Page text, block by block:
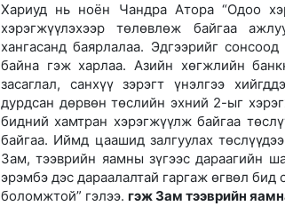
Хариуд нь ноён Чандра Атора “Одоо
хэрэгжүүлэхээр төлөвлөж байгаа
хангасанд баярлалаа. Эдгээрийг
байна гэж харлаа. Азийн хөгжлийн
засаглал, санхүү зэрэгт үнэлгээ
дурдсан дөрвөн төслийн эхний 2-ыг
бидний хамтран хэрэгжүүлж байгаа
байгаа. Иймд цаашид залгуулах
Зам, тээврийн яамны зүгээс дараагийн
эрэмбэ дэс дараалалтай гаргаж өгвөл бид
боломжтой” гэлээ. гэж Зам тээврийн